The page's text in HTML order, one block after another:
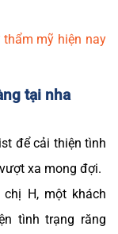
mỹ hiện nay
tại nha
để cải thiện tình
xa mong đợi.
H, một khách
tình trạng răng